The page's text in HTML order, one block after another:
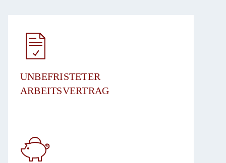
UNBEFRISTETER
ARBEITSVERTRAG​